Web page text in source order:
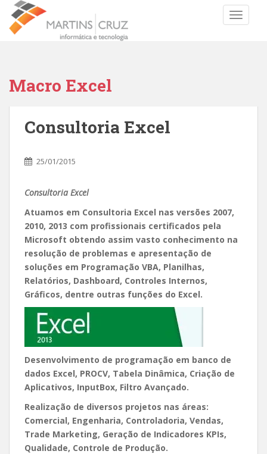
Macro Excel
Consultoria Excel
25/01/2015
Consultoria Excel
Atuamos em Consultoria Excel nas versões 2007,
2010, 2013 com profissionais certificados pela
Microsoft obtendo assim vasto conhecimento na
resolução de problemas e apresentação de
soluções em Programação VBA, Planilhas,
Relatórios, Dashboard, Controles Internos,
Gráficos, dentre outras funções do Excel.
Desenvolvimento de programação em banco de
dados Excel, PROCV, Tabela Dinâmica, Criação de
Aplicativos, InputBox, Filtro Avançado.
Realização de diversos projetos nas áreas:
Comercial, Engenharia, Controladoria, Vendas,
Trade Marketing, Geração de Indicadores KPIs,
Qualidade, Controle de Produção.